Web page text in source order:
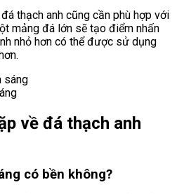
thạch anh cũng cần phù hợp với
mảng đá lớn sẽ tạo điểm nhấn
nhỏ hơn có thể được sử dụng
về đá thạch anh
có bền không?